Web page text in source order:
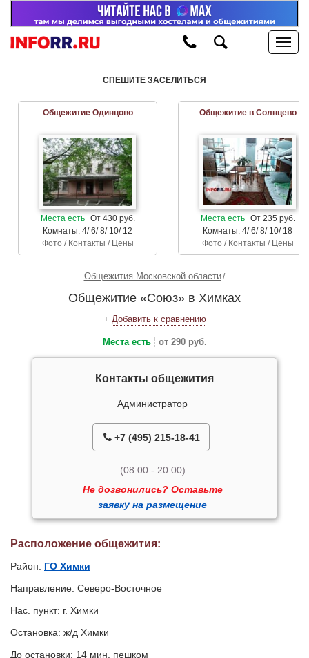
СПЕШИТЕ ЗАСЕЛИТЬСЯ
Общежитие Одинцово
Места есть От 430 руб.
Комнаты: 4/ 6/ 8/ 10/ 12
Фото / Контакты / Цены
Общежитие в Солнцево
Места есть От 235 руб.
Комнаты: 4/ 6/ 8/ 10/ 18
Фото / Контакты / Цены
Общежития Московской области
Общежитие «Союз» в Химках
+ Добавить к сравнению
Места есть от 290 руб.
Контакты общежития
Администратор
+7 (495) 215-18-41
(08:00 - 20:00)
Не дозвонились? Оставьте
заявку на размещение
Расположение общежития:
Район: ГО Химки
Направление: Северо-Восточное
Нас. пункт: г. Химки
Остановка: ж/д Химки
До остановки: 14 мин. пешком